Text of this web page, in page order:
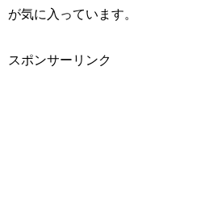
が気に入っています。
スポンサーリンク